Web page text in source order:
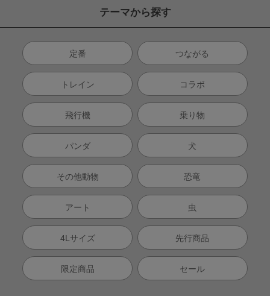
テーマから探す
定番 つながる
トレイン コラボ
飛行機 乗り物
パンダ 犬
その他動物 恐竜
アート 虫
4Lサイズ 先行商品
限定商品 セール